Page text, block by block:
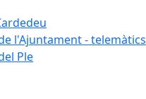
l'Ajuntament - telemàtics
Ple